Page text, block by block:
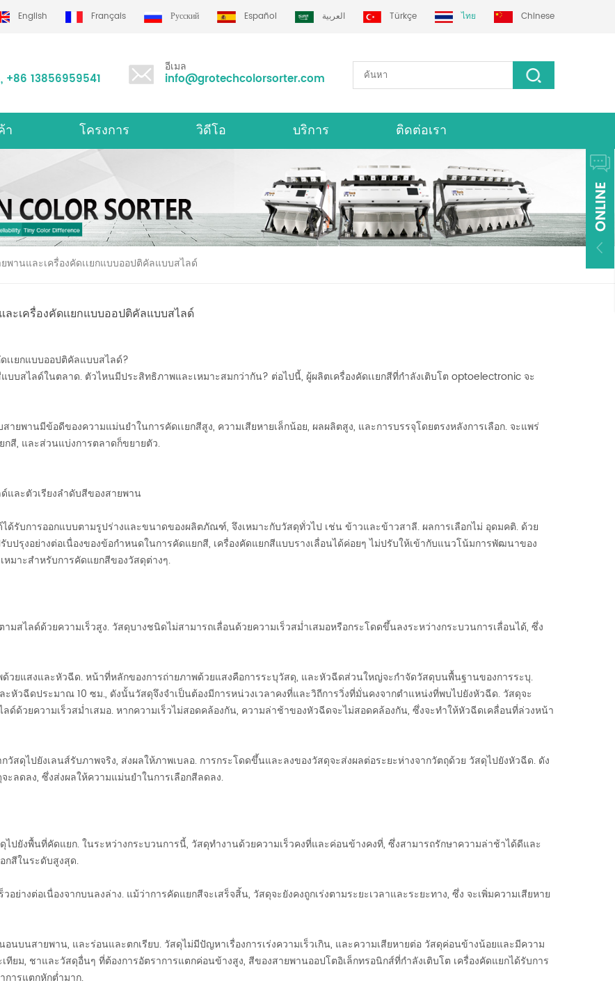
English Français Русский Español العربية Türkçe ไทย Chinese
, +86 13856959541
อีเมล
info@grotechcolorsorter.com
า โครงการ วิดีโอ บริการ ติดต่อเรา
พานและเครื่องคัดเเยกแบบออปติคัลแบบสไลด์
ะเครื่องคัดเเยกแบบออปติคัลแบบสไลด์
เเยกแบบออปติคัลแบบสไลด์?
แบบสไลด์ในตลาด. ตัวไหนมีประสิทธิภาพและเหมาะสมกว่ากัน? ต่อไปนี้, ผู้ผลิตเครื่องคัดเเยกสีที่กำลังเติบโต optoelectronic จะ
สายพานมีข้อดีของความแม่นยำในการคัดเเยกสีสูง, ความเสียหายเล็กน้อย, ผลผลิตสูง, และการบรรจุโดยตรงหลังการเลือก. จะแพร่
สี, และส่วนแบ่งการตลาดก็ขยายตัว.
และตัวเรียงลำดับสีของสายพาน
ได้รับการออกแบบตามรูปร่างและขนาดของผลิตภัณฑ์, จึงเหมาะกับวัสดุทั่วไป เช่น ข้าวและข้าวสาลี. ผลการเลือกไม่ อุดมคติ. ด้วย
ปรุงอย่างต่อเนื่องของข้อกำหนดในการคัดแยกสี, เครื่องคัดแยกสีแบบรางเลื่อนได้ค่อยๆ ไม่ปรับให้เข้ากับแนวโน้มการพัฒนาของ
หมาะสำหรับการคัดแยกสีของวัสดุต่างๆ.
มสไลด์ด้วยความเร็วสูง. วัสดุบางชนิดไม่สามารถเลื่อนด้วยความเร็วสม่ำเสมอหรือกระโดดขึ้นลงระหว่างกระบวนการเลื่อนได้, ซึ่ง
ด้วยแสงและหัวฉีด. หน้าที่หลักของการถ่ายภาพด้วยแสงคือการระบุวัสดุ, และหัวฉีดส่วนใหญ่จะกำจัดวัสดุบนพื้นฐานของการระบุ.
หัวฉีดประมาณ 10 ซม., ดังนั้นวัสดุจึงจำเป็นต้องมีการหน่วงเวลาคงที่และวิถีการวิ่งที่มั่นคงจากตำแหน่งที่พบไปยังหัวฉีด. วัสดุจะ
ด้วยความเร็วสม่ำเสมอ. หากความเร็วไม่สอดคล้องกัน, ความล่าช้าของหัวฉีดจะไม่สอดคล้องกัน, ซึ่งจะทำให้หัวฉีดเคลื่อนที่ล่วงหน้า
สดุไปยังเลนส์รับภาพจริง, ส่งผลให้ภาพเบลอ. การกระโดดขึ้นและลงของวัสดุจะส่งผลต่อระยะห่างจากวัตถุด้วย วัสดุไปยังหัวฉีด. ดัง
ลดลง, ซึ่งส่งผลให้ความแม่นยำในการเลือกสีลดลง.
ไปยังพื้นที่คัดแยก. ในระหว่างกระบวนการนี้, วัสดุทำงานด้วยความเร็วคงที่และค่อนข้างคงที่, ซึ่งสามารถรักษาความล่าช้าได้ดีและ
กสีในระดับสูงสุด.
อย่างต่อเนื่องจากบนลงล่าง. แม้ว่าการคัดแยกสีจะเสร็จสิ้น, วัสดุจะยังคงถูกเร่งตามระยะเวลาและระยะทาง, ซึ่ง จะเพิ่มความเสียหาย
นบนสายพาน, และร่อนและตกเรียบ. วัสดุไม่มีปัญหาเรื่องการเร่งความเร็วเกิน, และความเสียหายต่อ วัสดุค่อนข้างน้อยและมีความ
ทียม, ชาและวัสดุอื่นๆ ที่ต้องการอัตราการแตกค่อนข้างสูง, สีของสายพานออปโตอิเล็กทรอนิกส์ที่กำลังเติบโต เครื่องคัดแยกได้รับการ
การแตกหักต่ำมาก.